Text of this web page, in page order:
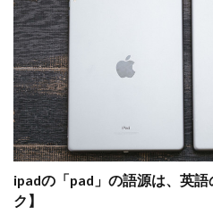
ipadの「pad」の語源は、英
ク】